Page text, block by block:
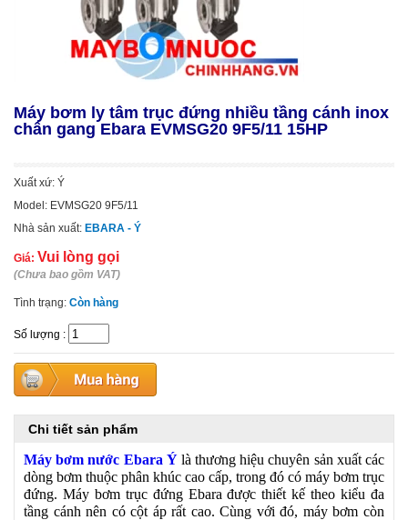
Máy bơm ly tâm trục đứng nhiều tầng cánh inox
chân gang Ebara EVMSG20 9F5/11 15HP
Xuất xứ: Ý
Model: EVMSG20 9F5/11
Nhà sản xuất: EBARA - Ý
Giá: Vui lòng gọi
(Chưa bao gồm VAT)
Tình trạng: Còn hàng
Số lượng :
Chi tiết sản phẩm
Máy bơm nước Ebara Ýlà thương hiệu chuyên sản xuất các
dòng bơm thuộc phân khúc cao cấp, trong đó có máy bơm trục
đứng. Máy bơm trục đứng Ebara được thiết kế theo kiểu đa
tầng cánh nên có cột áp rất cao. Cùng với đó, máy bơm còn